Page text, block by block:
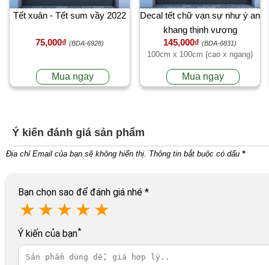
Tết xuân - Tết sum vầy 2022
75,000₫ (BDA-6928)
Mua ngay
Decal tết chữ vạn sự như ý an
khang thịnh vượng
145,000₫ (BDA-6831)
100cm x 100cm (cao x ngang)
Mua ngay
Ý kiến đánh giá sản phẩm
Địa chỉ Email của bạn sẽ không hiển thị. Thông tin bắt buộc có dấu *
Bạn chọn sao để đánh giá nhé *
★ ★ ★ ★ ★
Ý kiến của bạn*